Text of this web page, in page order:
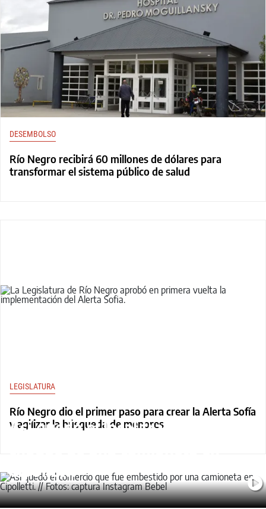
DESEMBOLSO
Río Negro recibirá 60 millones de dólares para
transformar el sistema público de salud
LEGISLATURA
Río Negro dio el primer paso para crear la Alerta Sofía
y agilizar la búsqueda de menores
Así quedó el local tras el fuerte
Cipolletti